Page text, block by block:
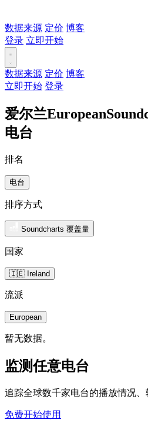
数据来源 定价 博客
登录 立即开始
数据来源 定价 博客
立即开始 登录
爱尔兰
电台
排名
电台
排序方式
Soundcharts 覆盖量
国家
🇮🇪 Ireland
流派
European
暂无数据。
监测任意电台
追踪全球数千家电台的播放情况、
免费开始使用